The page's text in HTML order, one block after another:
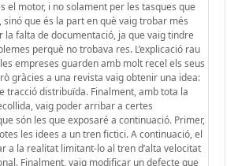
el motor, i no solament per les tasques que
sinó que és la part en què vaig trobar més
la falta de documentació, ja que vaig tindre
perquè no trobava res. L’explicació rau
empreses guarden amb molt recel els seus
gràcies a una revista vaig obtenir una idea:
tracció distribuïda. Finalment, amb tota la
vaig poder arribar a certes
són les que exposaré a continuació. Primer,
les idees a un tren fictici. A continuació, el
a la realitat limitant-lo al tren d’alta velocitat
Finalment, vaig modificar un defecte que